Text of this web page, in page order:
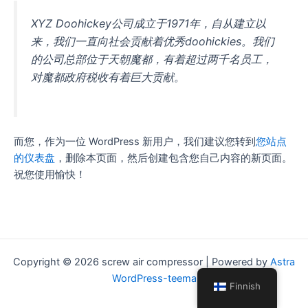
XYZ Doohickey公司成立于1971年，自从建立以
来，我们一直向社会贡献着优秀doohickies。我们
的公司总部位于天朝魔都，有着超过两千名员工，
对魔都政府税收有着巨大贡献。
而您，作为一位 WordPress 新用户，我们建议您转到 您站点
的仪表盘 ，删除本页面，然后创建包含您自己内容的新页面。
祝您使用愉快！
Copyright © 2026 screw air compressor | Powered by Astra
WordPress-teema
Finnish